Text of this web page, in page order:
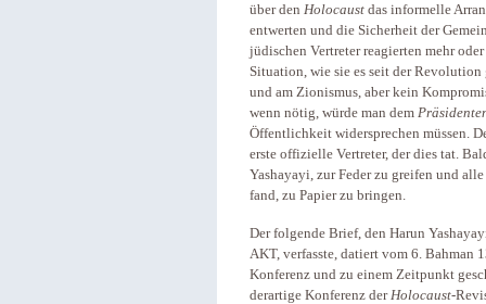
über den Holocaust das informelle
entwerten und die Sicherheit der
jüdischen Vertreter reagierten mehr
Situation, wie sie es seit der
und am Zionismus, aber kein
wenn nötig, würde man dem
Öffentlichkeit widersprechen müssen.
erste offizielle Vertreter, der dies tat.
Yashayayi, zur Feder zu greifen und
fand, zu Papier zu bringen.
Der folgende Brief, den Harun
AKT, verfasste, datiert vom 6. Bahman
Konferenz und zu einem Zeitpunkt
derartige Konferenz derHolocaust-